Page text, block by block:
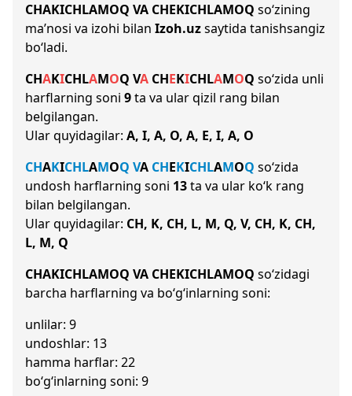
CHAKICHLAMOQ VA CHEKICHLAMOQ so‘zining
ma’nosi va izohi bilan Izoh.uzsaytida tanishsangiz
bo‘ladi.
CHAKICHLAMOQ VA CHEKICHLAMOQ so‘zida unli
harflarning soni 9ta va ular qizil rang bilan
belgilangan.
Ular quyidagilar: A, I, A, O, A, E, I, A, O
CHAKICHLAMOQ VA CHEKICHLAMOQ so‘zida
undosh harflarning soni 13ta va ular ko‘k rang
bilan belgilangan.
Ular quyidagilar: CH, K, CH, L, M, Q, V, CH, K, CH,
L, M, Q
CHAKICHLAMOQ VA CHEKICHLAMOQ so‘zidagi
barcha harflarning va bo‘g‘inlarning soni:
unlilar: 9
undoshlar: 13
hamma harflar: 22
bo‘g‘inlarning soni: 9